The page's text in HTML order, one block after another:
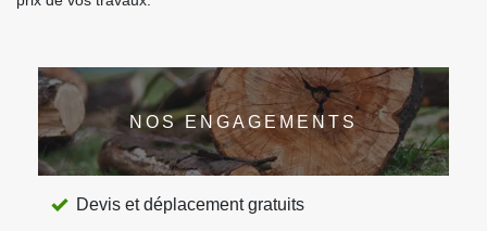
NOS ENGAGEMENTS
Devis et déplacement gratuits